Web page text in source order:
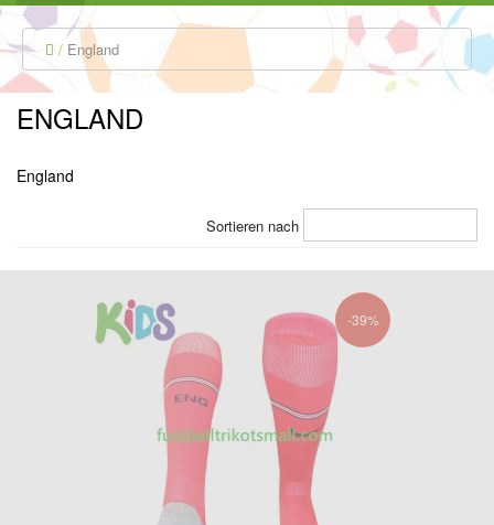
England
ENGLAND
England
Sortieren nach
-39%